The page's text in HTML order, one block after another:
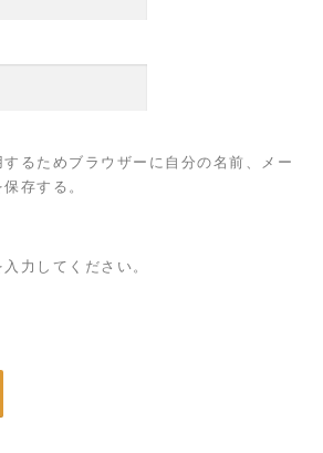
るためブラウザーに自分の名前、メー
存する。
力してください。